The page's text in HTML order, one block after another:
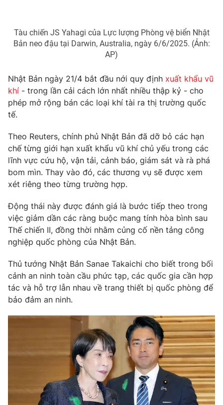
Phim VTV
Nhân vật
Khán giả
Giải sao mai
Giải trí
Âm nhạc
Sao
Đời sống
Du lịch
Làm đẹp
Chất lượng cuộc sống
Giáo dục
Học trực tuyến
Công nghệ
Hitech Công nghệ tương lai
Sản phẩm
Tư vấn
Giao lưu trực tuyến
Lịch phát sóng
Chuyên mục khác
Emagazine Podcast
Photo Infographic
Video
VTV Thể thao
Bất động sản
Thị trường 24h Tấm lòng Việt
Tàu chiến JS Yahagi của Lực lượng Phòng vệ biển Nhật
Bản neo đậu tại Darwin, Australia, ngày 6/6/2025. (Ảnh:
AP)
Nhật Bản ngày 21/4 bắt đầu nới quy định xuất khẩu vũ
khí - trong lần cải cách lớn nhất nhiều thập kỷ - cho
phép mở rộng bán các loại khí tài ra thị trường quốc
tế.
Theo Reuters, chính phủ Nhật Bản đã dỡ bỏ các hạn
chế từng giới hạn xuất khẩu vũ khí chủ yếu trong các
lĩnh vực cứu hộ, vận tải, cảnh báo, giám sát và rà phá
bom mìn. Thay vào đó, các thương vụ sẽ được xem
xét riêng theo từng trường hợp.
Động thái này được đánh giá là bước tiếp theo trong
việc giảm dần các ràng buộc mang tính hòa bình sau
Thế chiến II, đồng thời nhằm củng cố nền tảng công
nghiệp quốc phòng của Nhật Bản.
Thủ tướng Nhật Bản Sanae Takaichi cho biết trong bối
cảnh an ninh toàn cầu phức tạp, các quốc gia cần hợp
tác và hỗ trợ lẫn nhau về trang thiết bị quốc phòng để
bảo đảm an ninh.